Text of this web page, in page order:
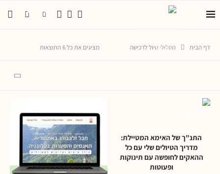
דף הבית מסלולי טיול לרכישה מציגים את כל ⁦6⁩ התוצאות
התנ"ך של האימא המטיילת:
מדריך הטיולים שלי עם כל
ההאקים לחופשה עם תינוקות
ופעוטות